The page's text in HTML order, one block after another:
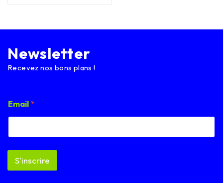
Newsletter
Recevez nos bons plans !
E
m
i
*
Email *
S'inscrire